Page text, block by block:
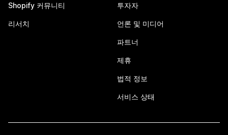
Shopify 커뮤니티
리서치
투자자
언론 및 미디어
파트너
제휴
법적 정보
서비스 상태